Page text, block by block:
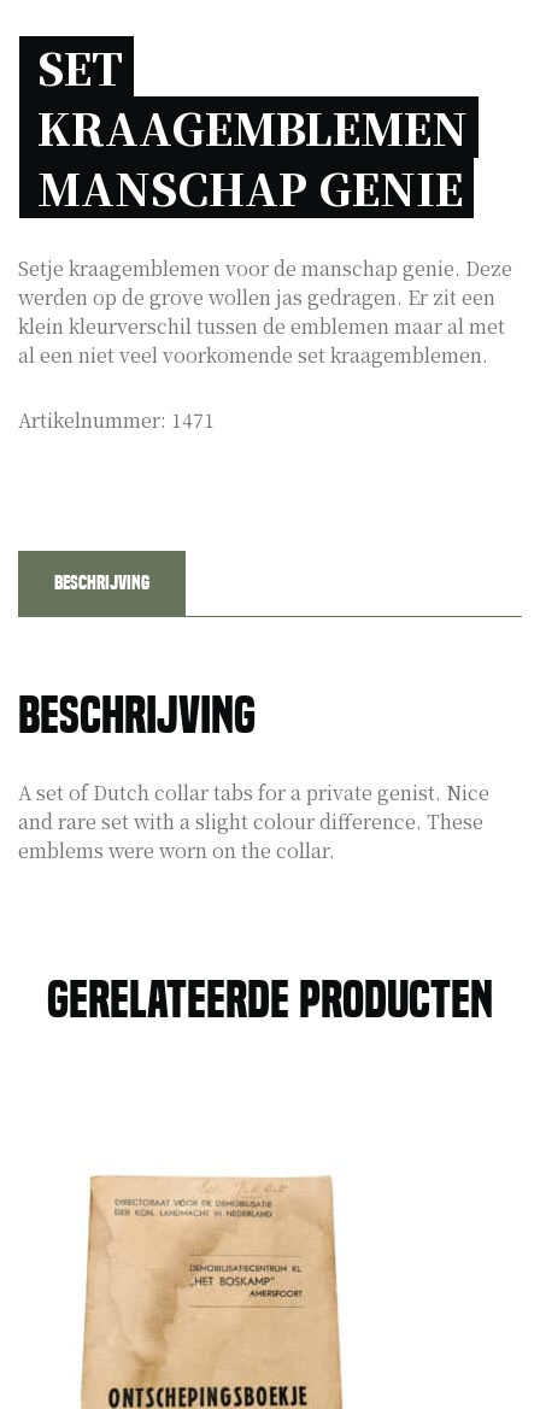
SET
KRAAGEMBLEMEN
MANSCHAP GENIE
Setje kraagemblemen voor de manschap genie. Deze
werden op de grove wollen jas gedragen. Er zit een
klein kleurverschil tussen de emblemen maar al met
al een niet veel voorkomende set kraagemblemen.
Artikelnummer: 1471
Beschrijving
Beschrijving
A set of Dutch collar tabs for a private genist. Nice
and rare set with a slight colour difference. These
emblems were worn on the collar.
Gerelateerde producten